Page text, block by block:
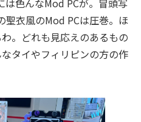
聖衣風のMod PCは圧巻。ほ
。どれも見応えのあるもの
タイやフィリピンの方の作